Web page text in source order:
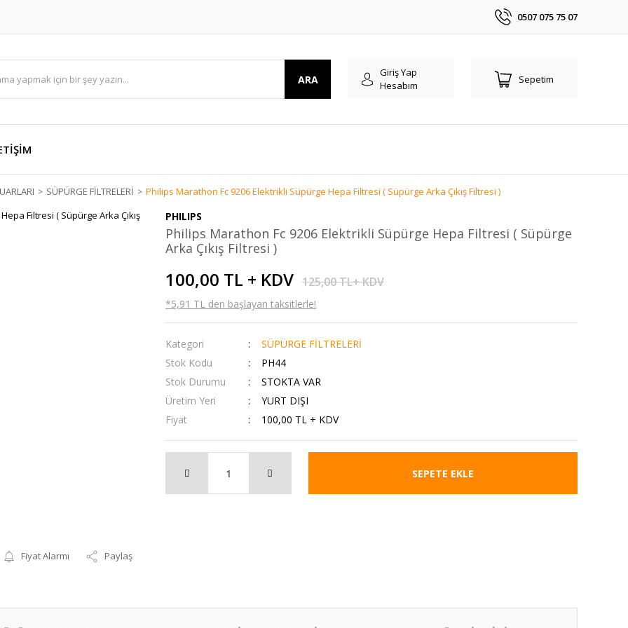
0507 075 75 07
ARA
Giriş Yap
Hesabım
Sepetim
SÜPÜRGE FİLTRELERİ Philips Marathon Fc 9206 Elektrikli Süpürge Hepa Filtresi ( Süpürge Arka Çıkış Filtresi )
Fiyat Alarmı Paylaş
PHILIPS
Philips Marathon Fc 9206 Elektrikli Süpürge Hepa Filtresi ( Süpürge
Arka Çıkış Filtresi )
100,00 TL + KDV 125,00 TL+ KDV
*5,91 TL den başlayan taksitlerle!
Kategori
SÜPÜRGE FİLTRELERİ
Stok Kodu
PH44
Stok Durumu
STOKTA VAR
Üretim Yeri
YURT DIŞI
Fiyat
100,00 TL + KDV
SEPETE EKLE